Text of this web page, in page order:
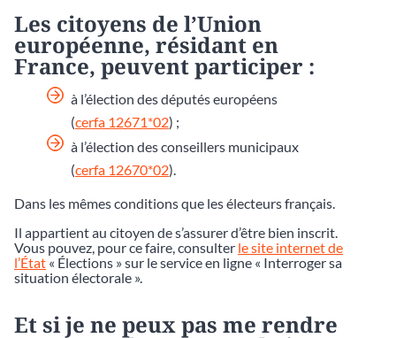
Les citoyens de l’Union
européenne, résidant en
France, peuvent participer :
à l’élection des députés européens
(cerfa 12671*02) ;
à l’élection des conseillers municipaux
(cerfa 12670*02).
Dans les mêmes conditions que les électeurs français.
Il appartient au citoyen de s’assurer d’être bien inscrit.
Vous pouvez, pour ce faire, consulter le site internet de
l’État « Élections » sur le service en ligne « Interroger sa
situation électorale ».
Et si je ne peux pas me rendre